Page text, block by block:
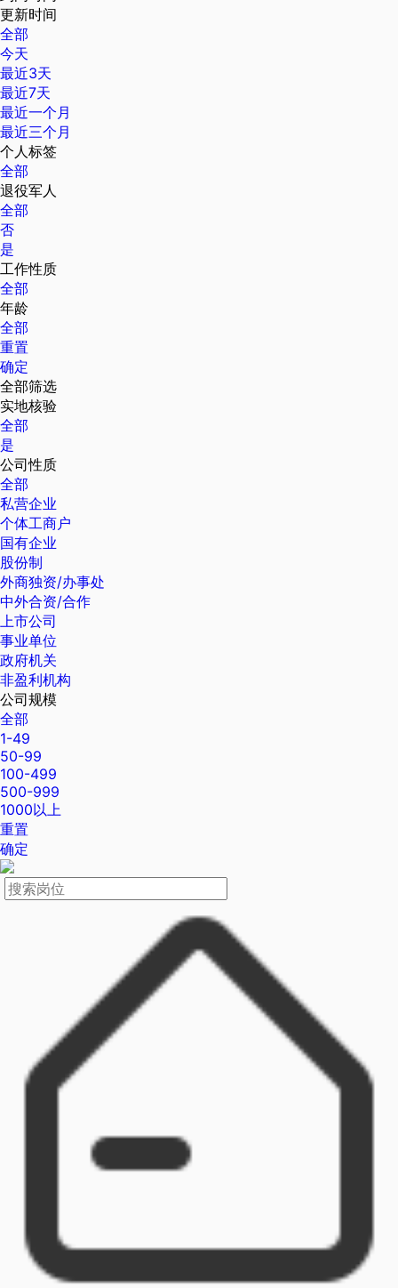
更新时间
全部
今天
最近3天
最近7天
最近一个月
最近三个月
个人标签
全部
退役军人
全部
否
是
工作性质
全部
年龄
全部
重置
确定
全部筛选
实地核验
全部
是
公司性质
全部
私营企业
个体工商户
国有企业
股份制
外商独资/办事处
中外合资/合作
上市公司
事业单位
政府机关
非盈利机构
公司规模
全部
1-49
50-99
100-499
500-999
1000以上
重置
确定